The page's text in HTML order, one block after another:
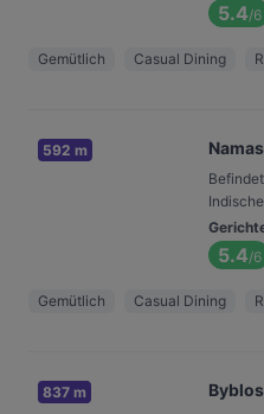
5.4/6
Gemütlich Casual Dining
592 m
5.4/6
Gemütlich Casual Dining
837 m